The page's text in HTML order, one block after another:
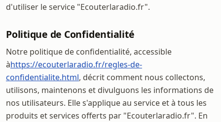
d'utiliser le service "Ecouterlaradio.fr".
Politique de Confidentialité
Notre politique de confidentialité, accessible
àhttps://ecouterlaradio.fr/regles-de-
confidentialite.html, décrit comment nous collectons,
utilisons, maintenons et divulguons les informations de
nos utilisateurs. Elle s'applique au service et à tous les
produits et services offerts par "Ecouterlaradio.fr". En